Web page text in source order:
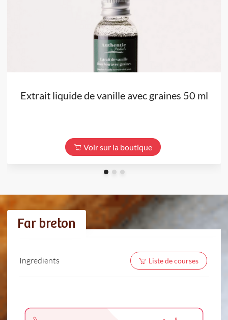
Extrait liquide de vanille avec graines 50 ml
Voir sur la boutique
Far breton
Ingredients Liste de courses